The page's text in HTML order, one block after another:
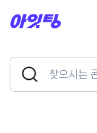
Search
Search
Button